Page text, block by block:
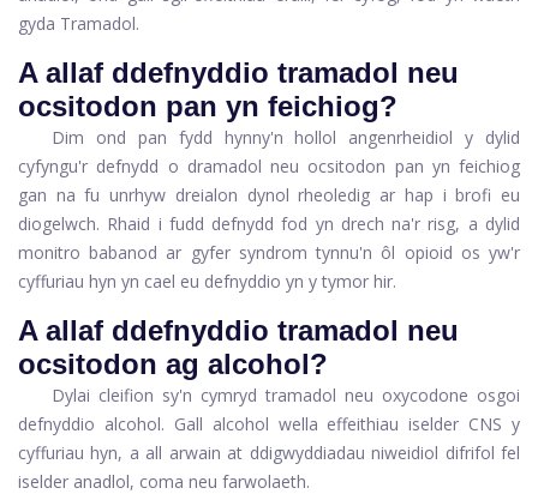
gyda Tramadol.
A allaf ddefnyddio tramadol neu
ocsitodon pan yn feichiog?
Dim ond pan fydd hynny'n hollol angenrheidiol y dylid
cyfyngu'r defnydd o dramadol neu ocsitodon pan yn feichiog
gan na fu unrhyw dreialon dynol rheoledig ar hap i brofi eu
diogelwch. Rhaid i fudd defnydd fod yn drech na'r risg, a dylid
monitro babanod ar gyfer syndrom tynnu'n ôl opioid os yw'r
cyffuriau hyn yn cael eu defnyddio yn y tymor hir.
A allaf ddefnyddio tramadol neu
ocsitodon ag alcohol?
Dylai cleifion sy'n cymryd tramadol neu oxycodone osgoi
defnyddio alcohol. Gall alcohol wella effeithiau iselder CNS y
cyffuriau hyn, a all arwain at ddigwyddiadau niweidiol difrifol fel
iselder anadlol, coma neu farwolaeth.